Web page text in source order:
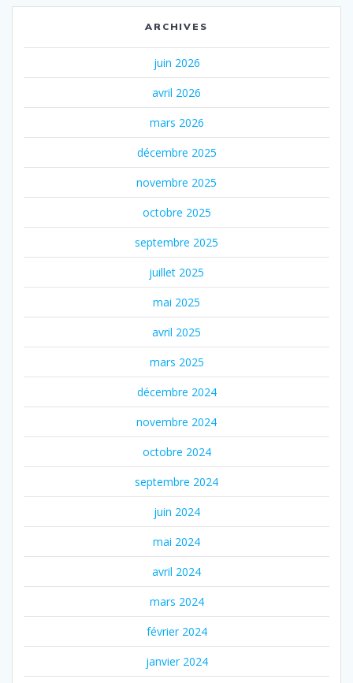
ARCHIVES
juin 2026
avril 2026
mars 2026
décembre 2025
novembre 2025
octobre 2025
septembre 2025
juillet 2025
mai 2025
avril 2025
mars 2025
décembre 2024
novembre 2024
octobre 2024
septembre 2024
juin 2024
mai 2024
avril 2024
mars 2024
février 2024
janvier 2024